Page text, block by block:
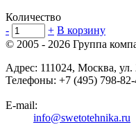
Количество
-
+ В корзину
© 2005 - 2026 Группа
Адрес: 111024, Москва, ул.
Телефоны: +7 (495) 798-
E-mail:
info@swetotehnika.ru